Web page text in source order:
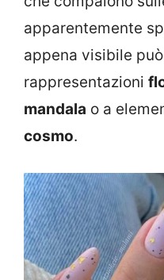
apparentemente
appena visibile
rappresentazioni
mandala o a
cosmo.